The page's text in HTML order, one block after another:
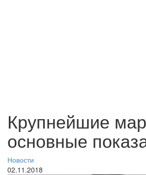
Крупнейшие
основные
Новости
02.11.2018